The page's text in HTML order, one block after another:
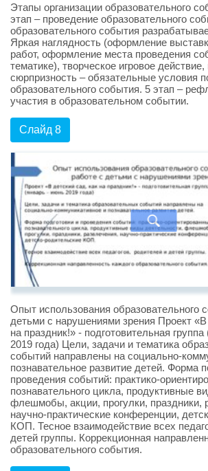
Этапы организации образовательного
этап – проведение образовательного
образовательного события
Яркая наглядность (оформление
работ, оформление места проведения
тематике), творческое игровое
сюрпризность – обязательные условия
образовательного события. 5 этап –
участия в образовательном событии.
Слайд 8
Опыт использования образовательного
детьми с нарушениями зрения Проект «В
на праздник!» - подготовительная
2019 года) Цели, задачи и тематика
событий направлены на социально-
познавательное развитие детей. Форма
проведения событий: практико-
познавательного цикла, продуктивные
флешмобы, акции, прогулки, праздники,
научно-практические конференции,
КОП. Тесное взаимодействие всех
детей группы. Коррекционная
образовательного события.